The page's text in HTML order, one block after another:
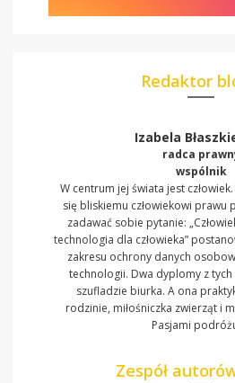
Redaktor
Izabela
radca
wspólnik
W centrum jej świata jest
się bliskiemu człowiekowi prawu
zadawać sobie pytanie:
technologia dla człowieka”
zakresu ochrony danych
technologii. Dwa dyplomy z
szufladzie biurka. A ona
rodzinie, miłośniczka zwierząt i
Pasjami
Zespół